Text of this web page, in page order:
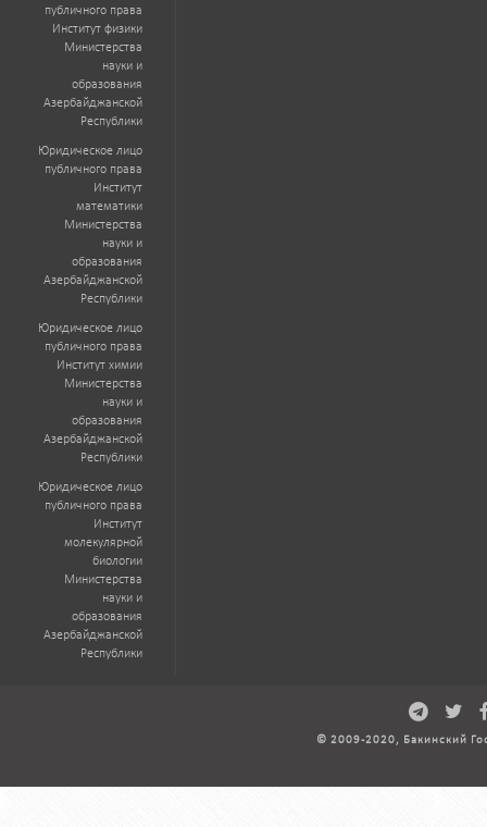
публичного права
Институт физики
Министерства
науки и
образования
Азербайджанской
Республики
Юридическое лицо
публичного права
Институт
математики
Министерства
науки и
образования
Азербайджанской
Республики
Юридическое лицо
публичного права
Институт химии
Министерства
науки и
образования
Азербайджанской
Республики
Юридическое лицо
публичного права
Институт
молекулярной
биологии
Министерства
науки и
образования
Азербайджанской
Республики
© 2009-2020, Бакинский